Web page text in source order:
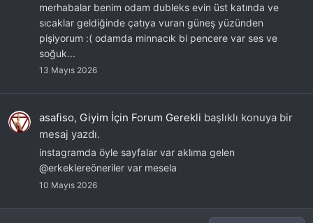
merhabalar benim odam dubleks evin üst katında ve
sıcaklar geldiğinde çatıya vuran güneş yüzünden
pişiyorum :( odamda minnacık bi pencere var ses ve
soğuk...
13 Mayıs 2026
asafiso, Giyim İçin Forum Gerekli başlıklı konuya bir
mesaj yazdı.
instagramda öyle sayfalar var aklıma gelen
@erkeklereöneriler var mesela
10 Mayıs 2026